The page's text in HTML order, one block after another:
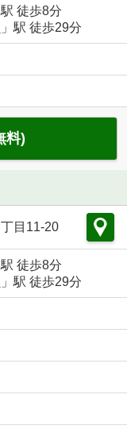
駅 徒歩8分
」駅 徒歩29分
料)
目11-20
駅 徒歩8分
」駅 徒歩29分